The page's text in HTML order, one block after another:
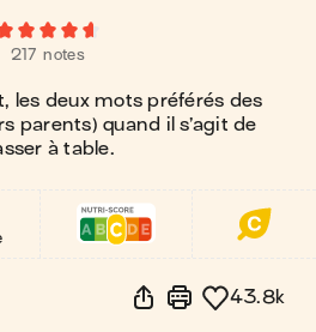
217 notes
les deux mots préférés des
parents) quand il s’agit de
à table.
43.8k